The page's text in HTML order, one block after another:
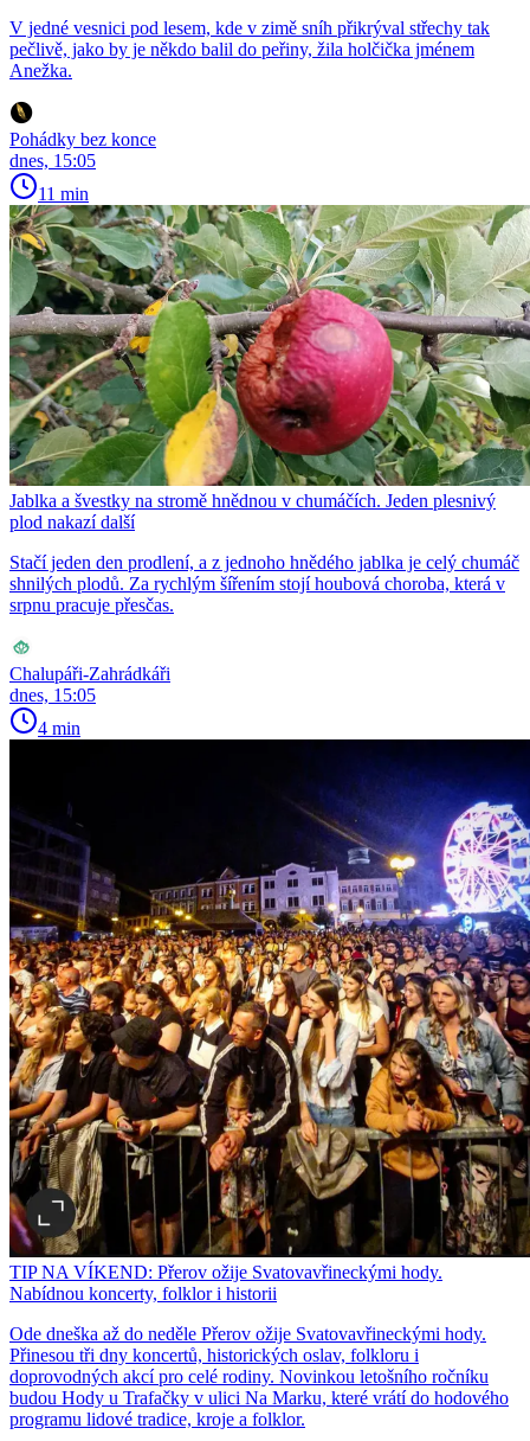
V jedné vesnici pod lesem, kde v zimě sníh přikrýval střechy tak
pečlivě, jako by je někdo balil do peřiny, žila holčička jménem
Anežka.
Pohádky bez konce
dnes, 15:05
11 min
Jablka a švestky na stromě hnědnou v chumáčích. Jeden plesnivý
plod nakazí další
Stačí jeden den prodlení, a z jednoho hnědého jablka je celý chumáč
shnilých plodů. Za rychlým šířením stojí houbová choroba, která v
srpnu pracuje přesčas.
Chalupáři-Zahrádkáři
dnes, 15:05
4 min
TIP NA VÍKEND: Přerov ožije Svatovavřineckými hody.
Nabídnou koncerty, folklor i historii
Ode dneška až do neděle Přerov ožije Svatovavřineckými hody.
Přinesou tři dny koncertů, historických oslav, folkloru i
doprovodných akcí pro celé rodiny. Novinkou letošního ročníku
budou Hody u Trafačky v ulici Na Marku, které vrátí do hodového
programu lidové tradice, kroje a folklor.